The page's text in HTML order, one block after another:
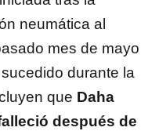
neumática al
mes de mayo
durante la
que Daha
después de